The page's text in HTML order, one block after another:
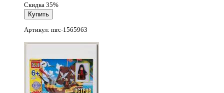
Скидка 35%
Артикул: mrc-1565963